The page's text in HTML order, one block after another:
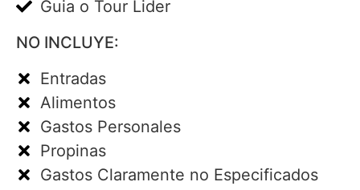
Guia o Tour Lider
NO INCLUYE:
Entradas
Alimentos
Gastos Personales
Propinas
Gastos Claramente no Especificados